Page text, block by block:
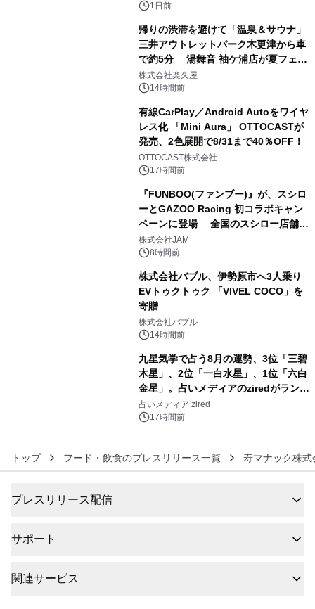
1日前
帰りの渋滞を避けて「温泉＆サウナ」
三井アウトレットパーク木更津から車
で約5分 湯舞音 袖ケ浦店が夏フェア
メニューを提供
株式会社楽久屋
14時間前
有線CarPlay／Android Autoをワイヤ
レス化 「Mini Aura」 OTTOCASTが
発売、2色展開で8/31まで40％OFF！
OTTOCAST株式会社
17時間前
『FUNBOO(ファンブー)』が、スシロ
ーとGAZOO Racing 初コラボキャン
ペーンに登場 全国のスシロー店舗で
GR 4車種の FUNBOO(ミニカー)付き
メニューが展開されます
株式会社JAM
8時間前
株式会社バブル、伊勢原市へ3人乗り
EVトゥクトゥク 「VIVEL COCO」を
寄贈
株式会社バブル
14時間前
九星気学で占う8月の運勢、3位「三碧
木星」、2位「一白水星」、1位「六白
金星」。占いメディアのziredがランキ
ングを発表
占いメディア zired
17時間前
トップ フード・飲食のプレスリリース一覧 寿マナック株式
プレスリリース配信
サポート
関連サービス